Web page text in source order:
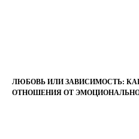
ЛЮБОВЬ ИЛИ ЗАВИСИМОСТЬ:
ОТНОШЕНИЯ ОТ